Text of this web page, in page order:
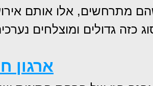
מתרחשים, אלו אותם
כזה גדולים ומוצלחים
ארגון